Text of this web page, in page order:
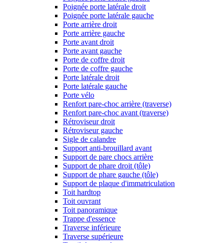
Poignée porte latérale droit
Poignée porte latérale gauche
Porte arrière droit
Porte arrière gauche
Porte avant droit
Porte avant gauche
Porte de coffre droit
Porte de coffre gauche
Porte latérale droit
Porte latérale gauche
Porte vélo
Renfort pare-choc arrière (traverse)
Renfort pare-choc avant (traverse)
Rétroviseur droit
Rétroviseur gauche
Sigle de calandre
Support anti-brouillard avant
Support de pare chocs arrière
Support de phare droit (tôle)
Support de phare gauche (tôle)
Support de plaque d'immatriculation
Toit hardtop
Toit ouvrant
Toit panoramique
Trappe d'essence
Traverse inférieure
Traverse supérieure